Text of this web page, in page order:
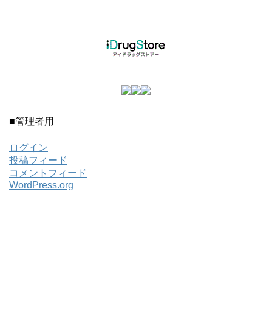
■管理者用
ログイン
投稿フィード
コメントフィード
WordPress.org